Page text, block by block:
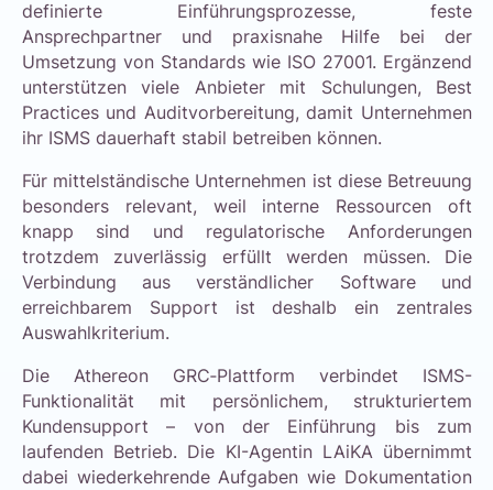
definierte Einführungsprozesse, feste
Ansprechpartner und praxisnahe Hilfe bei der
Umsetzung von Standards wie ISO 27001. Ergänzend
unterstützen viele Anbieter mit Schulungen, Best
Practices und Auditvorbereitung, damit Unternehmen
ihr ISMS dauerhaft stabil betreiben können.
Für mittelständische Unternehmen ist diese Betreuung
besonders relevant, weil interne Ressourcen oft
knapp sind und regulatorische Anforderungen
trotzdem zuverlässig erfüllt werden müssen. Die
Verbindung aus verständlicher Software und
erreichbarem Support ist deshalb ein zentrales
Auswahlkriterium.
Die Athereon GRC‑Plattform verbindet ISMS-
Funktionalität mit persönlichem, strukturiertem
Kundensupport – von der Einführung bis zum
laufenden Betrieb. Die KI-Agentin LAiKA übernimmt
dabei wiederkehrende Aufgaben wie Dokumentation